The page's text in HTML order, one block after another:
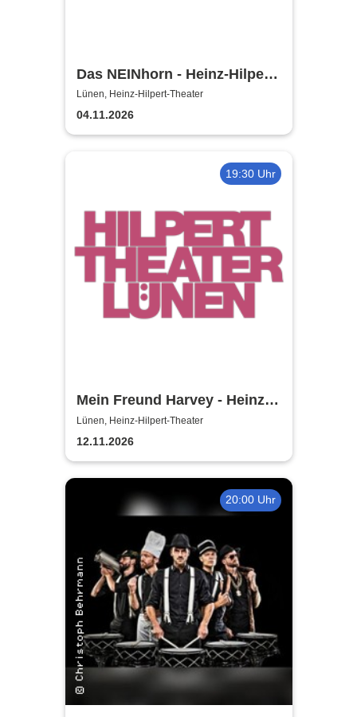
Das NEINhorn - Heinz-Hilpert-
Theater
Lünen, Heinz-Hilpert-Theater
04.11.2026
19:30 Uhr
Mein Freund Harvey - Heinz-
Hilpert-Theater
Lünen, Heinz-Hilpert-Theater
12.11.2026
20:00 Uhr